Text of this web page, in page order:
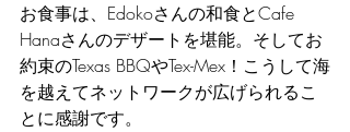
お食事は、Edokoさんの和食とCafe
Hanaさんのデザートを堪能。そしてお
約束のTexas BBQやTex-Mex！こうして海
を越えてネットワークが広げられるこ
とに感謝です。